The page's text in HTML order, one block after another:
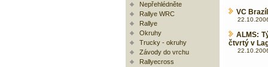
Nepřehlédněte
Rallye WRC
Rallye
Okruhy
Trucky - okruhy
Závody do vrchu
Rallyecross
VC
ALMS:
čtvrtý v